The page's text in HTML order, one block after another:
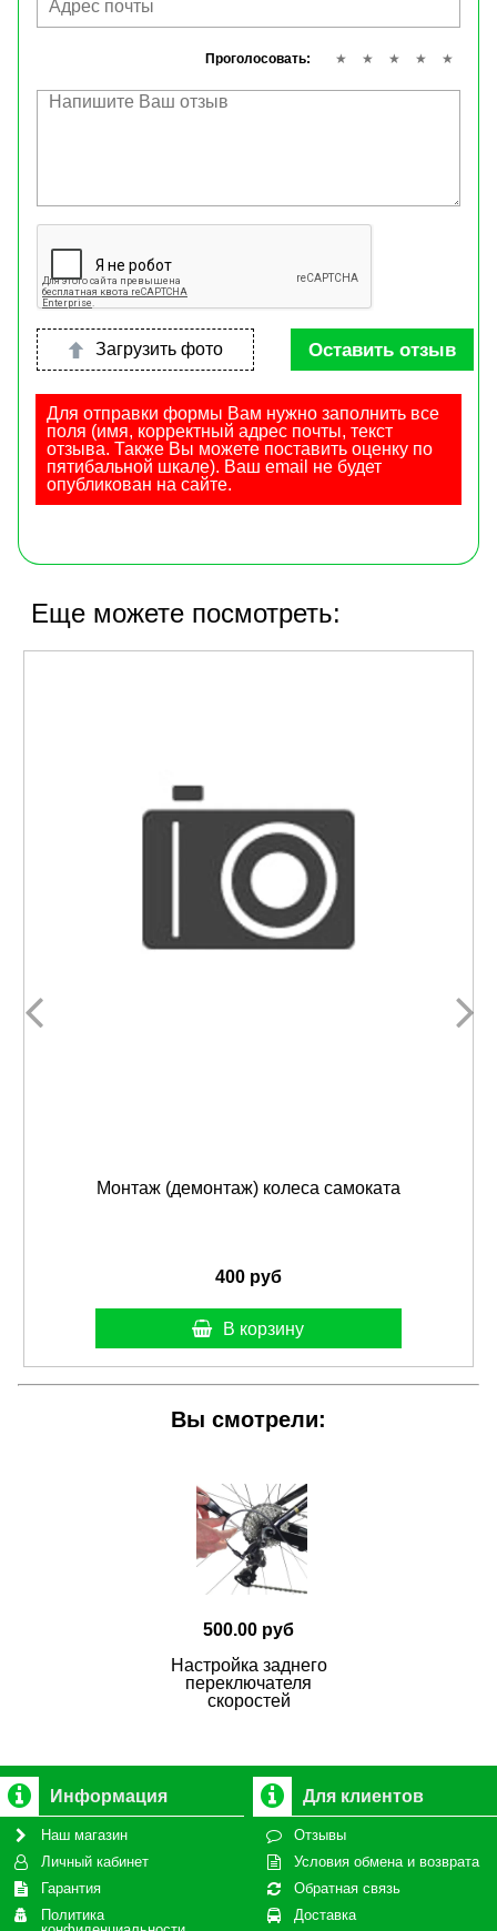
Проголосовать:
Загрузить фото Оставить отзыв
Для отправки формы Вам нужно заполнить все
поля (имя, корректный адрес почты, текст
отзыва. Также Вы можете поставить оценку по
пятибальной шкале). Ваш email не будет
опубликован на сайте.
Еще можете посмотреть:
Монтаж (демонтаж) колеса самоката
400 руб
В корзину
Вы смотрели:
500.00 руб
Настройка заднего
переключателя
скоростей
Информация
Наш магазин
Личный кабинет
Гарантия
Политика
Для клиентов
Отзывы
Условия обмена и возврата
Обратная связь
Доставка